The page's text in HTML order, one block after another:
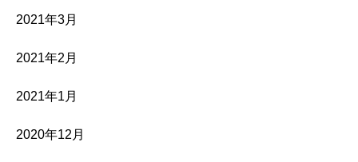
2021年3月
2021年2月
2021年1月
2020年12月